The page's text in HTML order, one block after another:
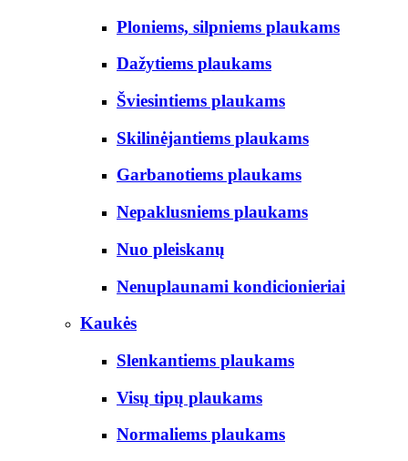
Ploniems, silpniems plaukams
Dažytiems plaukams
Šviesintiems plaukams
Skilinėjantiems plaukams
Garbanotiems plaukams
Nepaklusniems plaukams
Nuo pleiskanų
Nenuplaunami kondicionieriai
Kaukės
Slenkantiems plaukams
Visų tipų plaukams
Normaliems plaukams